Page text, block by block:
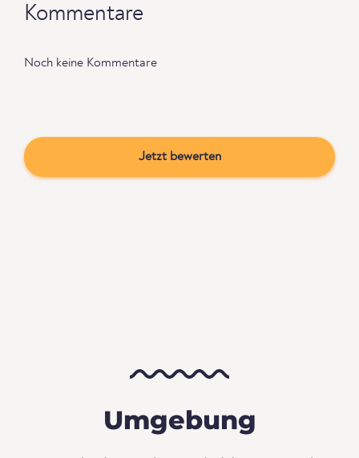
Kommentare
Noch keine Kommentare
Jetzt bewerten
Umgebung